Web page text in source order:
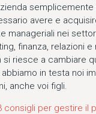
avere e
manageriali nei
finanza, relazioni
si riesce a cambiare
in testa noi
anche voi figli.
consigli per gestire il